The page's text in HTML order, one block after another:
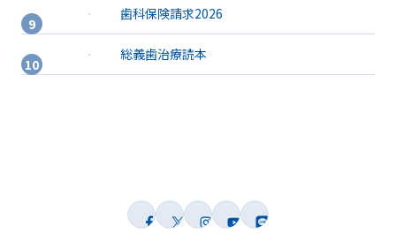
歯科保険請求2026
総義歯治療読本